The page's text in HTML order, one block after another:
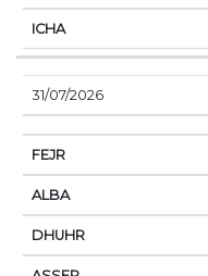
31/07/2026